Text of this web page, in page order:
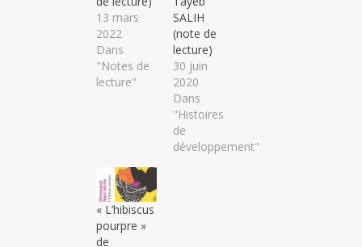
13 mars
2022
Dans
"Notes de
lecture"
SALIH
(note de
lecture)
30 juin
2020
Dans
"Histoires
de
développement"
« L’hibiscus
pourpre »
de